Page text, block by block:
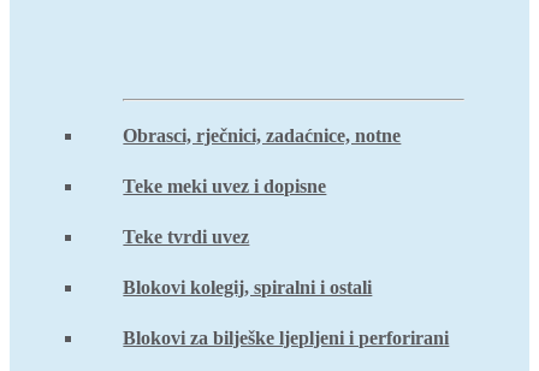
Obrasci, rječnici, zadaćnice, notne
Teke meki uvez i dopisne
Teke tvrdi uvez
Blokovi kolegij, spiralni i ostali
Blokovi za bilješke ljepljeni i perforirani